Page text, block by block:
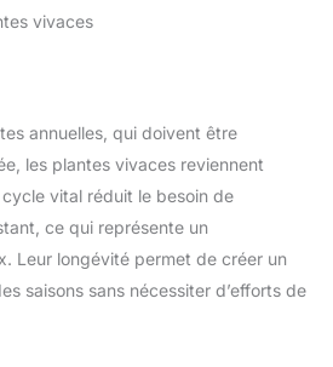
vivaces
annuelles, qui doivent être
les plantes vivaces reviennent
vital réduit le besoin de
ce qui représente un
Leur longévité permet de créer un
saisons sans nécessiter d’efforts de